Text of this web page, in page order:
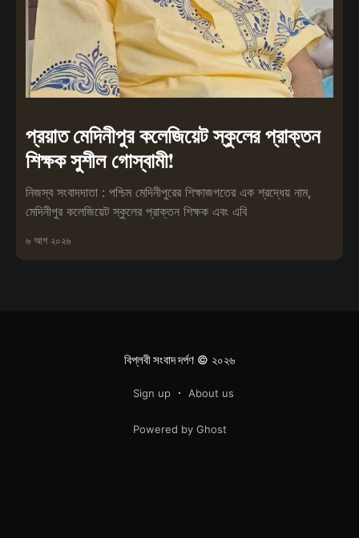
প্রয়াত মেদিনীপুর কলেজিয়েট স্কুলের প্রাক্তন
শিক্ষক সুশীল গোস্বামী!
নিজস্ব সংবাদদাতা : পশ্চিম মেদিনীপুরের শিক্ষাজগতের এক শ্রদ্ধেয় নাম,
মেদিনীপুর কলেজিয়েট স্কুলের প্রাক্তন শিক্ষক এবং এবি
৬ আগ ২০২৬
বিপ্লবী সংবাদ দর্পণ© ২০২৬
Sign up About us
Powered by Ghost